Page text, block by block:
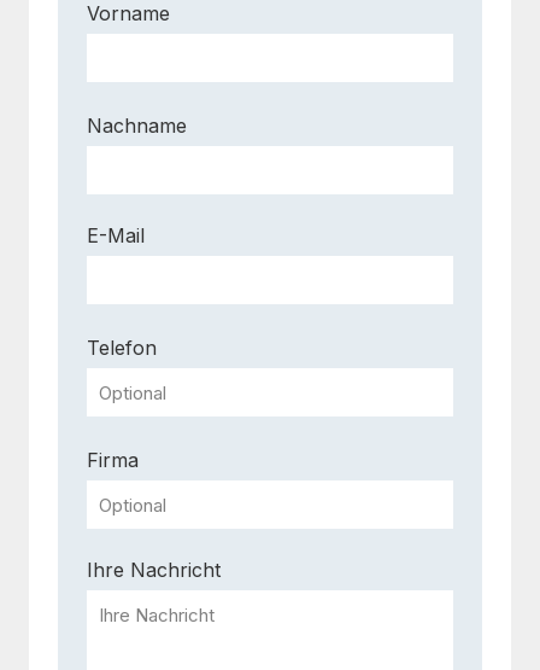
Vorname
Nachname
E-Mail
Telefon
Firma
Ihre Nachricht